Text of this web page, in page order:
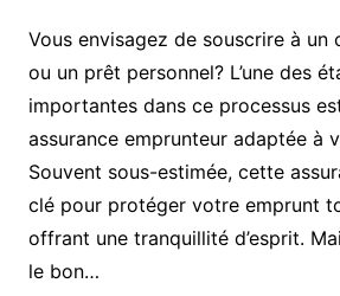
Vous envisagez de souscrire à un
ou un prêt personnel? L’une des
importantes dans ce processus
assurance emprunteur adaptée à
Souvent sous-estimée, cette
clé pour protéger votre emprunt
offrant une tranquillité d’esprit.
le bon…